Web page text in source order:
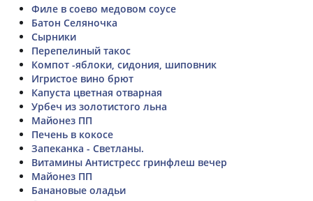
Филе в соево медовом соусе
Батон Селяночка
Сырники
Перепелиный такос
Компот -яблоки, сидония, шиповник
Игристое вино брют
Капуста цветная отварная
Урбеч из золотистого льна
Майонез ПП
Печень в кокосе
Запеканка - Светланы.
Витамины Антистресс гринфлеш вечер
Майонез ПП
Банановые оладьи